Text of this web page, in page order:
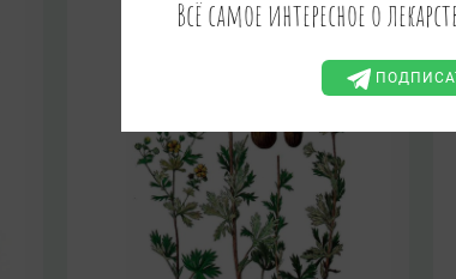
Всё самое интересное о